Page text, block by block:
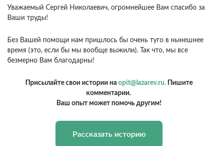
Уважаемый Сергей Николаевич, огромнейшее Вам спасибо за
Ваши труды!
Без Вашей помощи нам пришлось бы очень туго в нынешнее
время (это, если бы мы вообще выжили). Так что, мы все
безмерно Вам благодарны!
Присылайте свои истории на opit@lazarev.ru. Пишите
комментарии.
Ваш опыт может помочь другим!
Рассказать историю